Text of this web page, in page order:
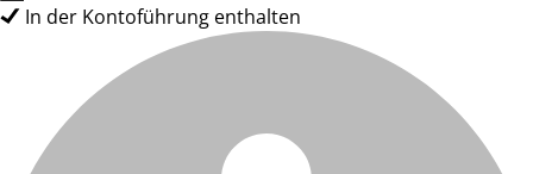
In der Kontoführung enthalten